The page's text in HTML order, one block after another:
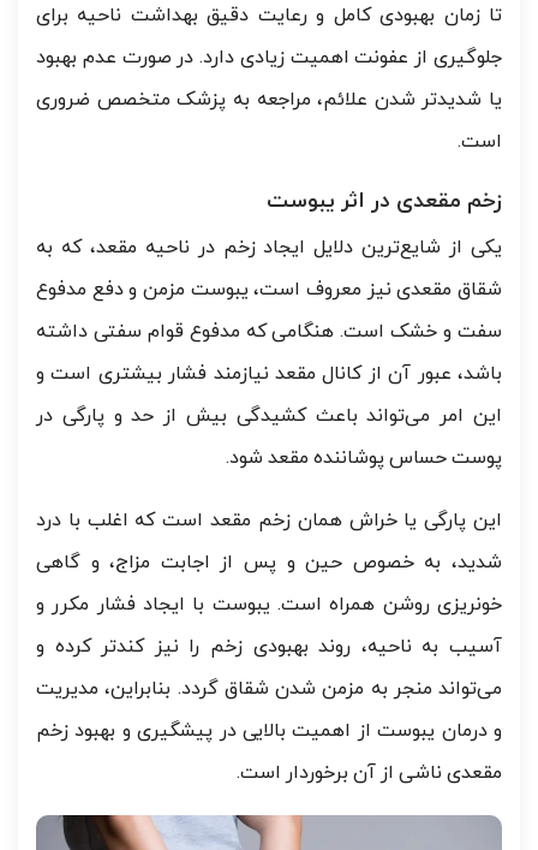
تا زمان بهبودی کامل و رعایت دقیق بهداشت ناحیه برای
جلوگیری از عفونت اهمیت زیادی دارد. در صورت عدم بهبود
یا شدیدتر شدن علائم، مراجعه به پزشک متخصص ضروری
است.
زخم مقعدی در اثر یبوست
یکی از شایع‌ترین دلایل ایجاد زخم در ناحیه مقعد، که به
شقاق مقعدی نیز معروف است، یبوست مزمن و دفع مدفوع
سفت و خشک است. هنگامی که مدفوع قوام سفتی داشته
باشد، عبور آن از کانال مقعد نیازمند فشار بیشتری است و
این امر می‌تواند باعث کشیدگی بیش از حد و پارگی در
پوست حساس پوشاننده مقعد شود.
این پارگی یا خراش همان زخم مقعد است که اغلب با درد
شدید، به خصوص حین و پس از اجابت مزاج، و گاهی
خونریزی روشن همراه است. یبوست با ایجاد فشار مکرر و
آسیب به ناحیه، روند بهبودی زخم را نیز کندتر کرده و
می‌تواند منجر به مزمن شدن شقاق گردد. بنابراین، مدیریت
و درمان یبوست از اهمیت بالایی در پیشگیری و بهبود زخم
مقعدی ناشی از آن برخوردار است.